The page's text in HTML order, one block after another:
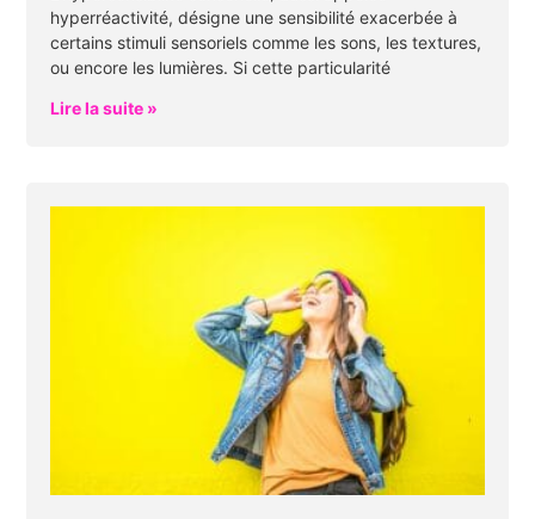
hyperréactivité, désigne une sensibilité exacerbée à
certains stimuli sensoriels comme les sons, les textures,
ou encore les lumières. Si cette particularité
Lire la suite »